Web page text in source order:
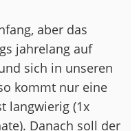
aber das
jahrelang auf
sich in unseren
kommt nur eine
langwierig (1x
Danach soll der